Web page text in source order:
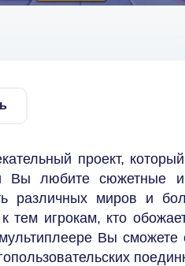
проект,
Вы любите сюжетные
различных миров и
игрокам, кто
Вы сможете